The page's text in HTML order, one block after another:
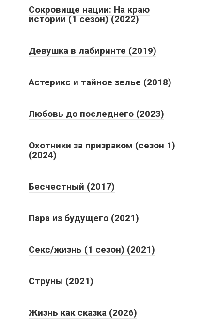
Сокровище нации: На краю
истории (1 сезон) (2022)
Девушка в лабиринте (2019)
Астерикс и тайное зелье (2018)
Любовь до последнего (2023)
Охотники за призраком (сезон 1)
(2024)
Бесчестный (2017)
Пара из будущего (2021)
Секс/жизнь (1 сезон) (2021)
Струны (2021)
Жизнь как сказка (2026)